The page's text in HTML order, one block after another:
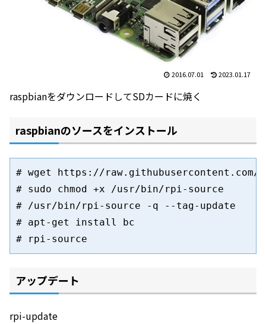
2016.07.01 2023.01.17
raspbianをダウンロードしてSDカードに焼く
raspbianのソースをインストール
# wget https://
# sudo chmod +x /usr/bin/rpi-source
# /usr/bin/rpi-source -q --tag-update
# apt-get install bc
アップデート
rpi-update